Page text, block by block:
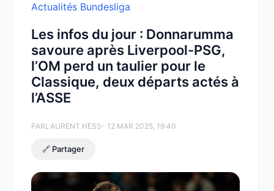
Actualités Bundesliga
Les infos du jour : Donnarumma
savoure après Liverpool-PSG,
l’OM perd un taulier pour le
Classique, deux départs actés à
l’ASSE
PARLAURENT HESS- 12 MAR 2025, 19:40
🔗 Partager